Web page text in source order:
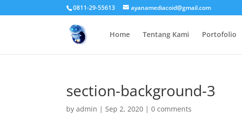
0811-29-55613 ayanamediacoid@gmail.com
Home Tentang Kami Portofolio
section-background-3
byadmin |Sep 2, 2020 |0 comments